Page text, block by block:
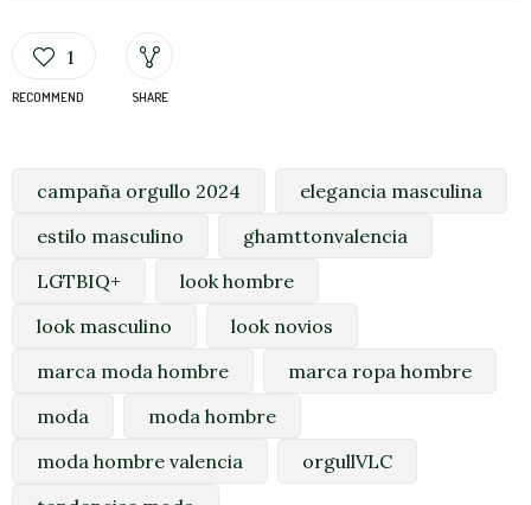
1
RECOMMEND SHARE
campaña orgullo 2024
elegancia masculina
estilo masculino
ghamttonvalencia
LGTBIQ+
look hombre
look masculino
look novios
marca moda hombre
marca ropa hombre
moda
moda hombre
moda hombre valencia
orgullVLC